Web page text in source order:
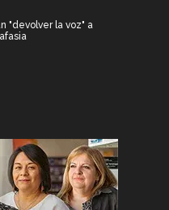
"devolver la voz" a